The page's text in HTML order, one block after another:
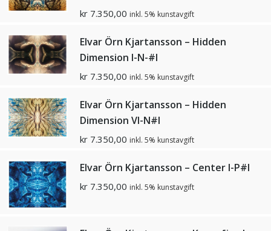
kr 7.350,00 inkl. 5% kunstavgift
Elvar Örn Kjartansson – Hidden
Dimension I-N-#I
kr 7.350,00 inkl. 5% kunstavgift
Elvar Örn Kjartansson – Hidden
Dimension VI-N#I
kr 7.350,00 inkl. 5% kunstavgift
Elvar Örn Kjartansson – Center I-P#I
kr 7.350,00 inkl. 5% kunstavgift